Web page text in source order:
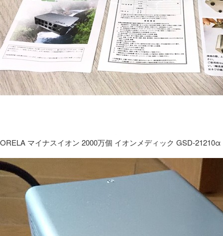
ORELA マイナスイオン 2000万個 イオンメディック GSD-21210α